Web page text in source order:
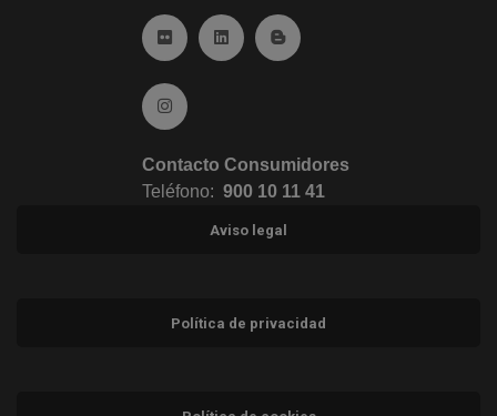
Ir a Flickr (abre en ventana nueva)
Ir a Linkedin (abre en ventana nueva)
Ir al Blog (abre en ventana
Ir a Instagram (abre en ventana nueva)
Contacto Consumidores
Teléfono: 900 10 11 41
Aviso legal
Política de privacidad